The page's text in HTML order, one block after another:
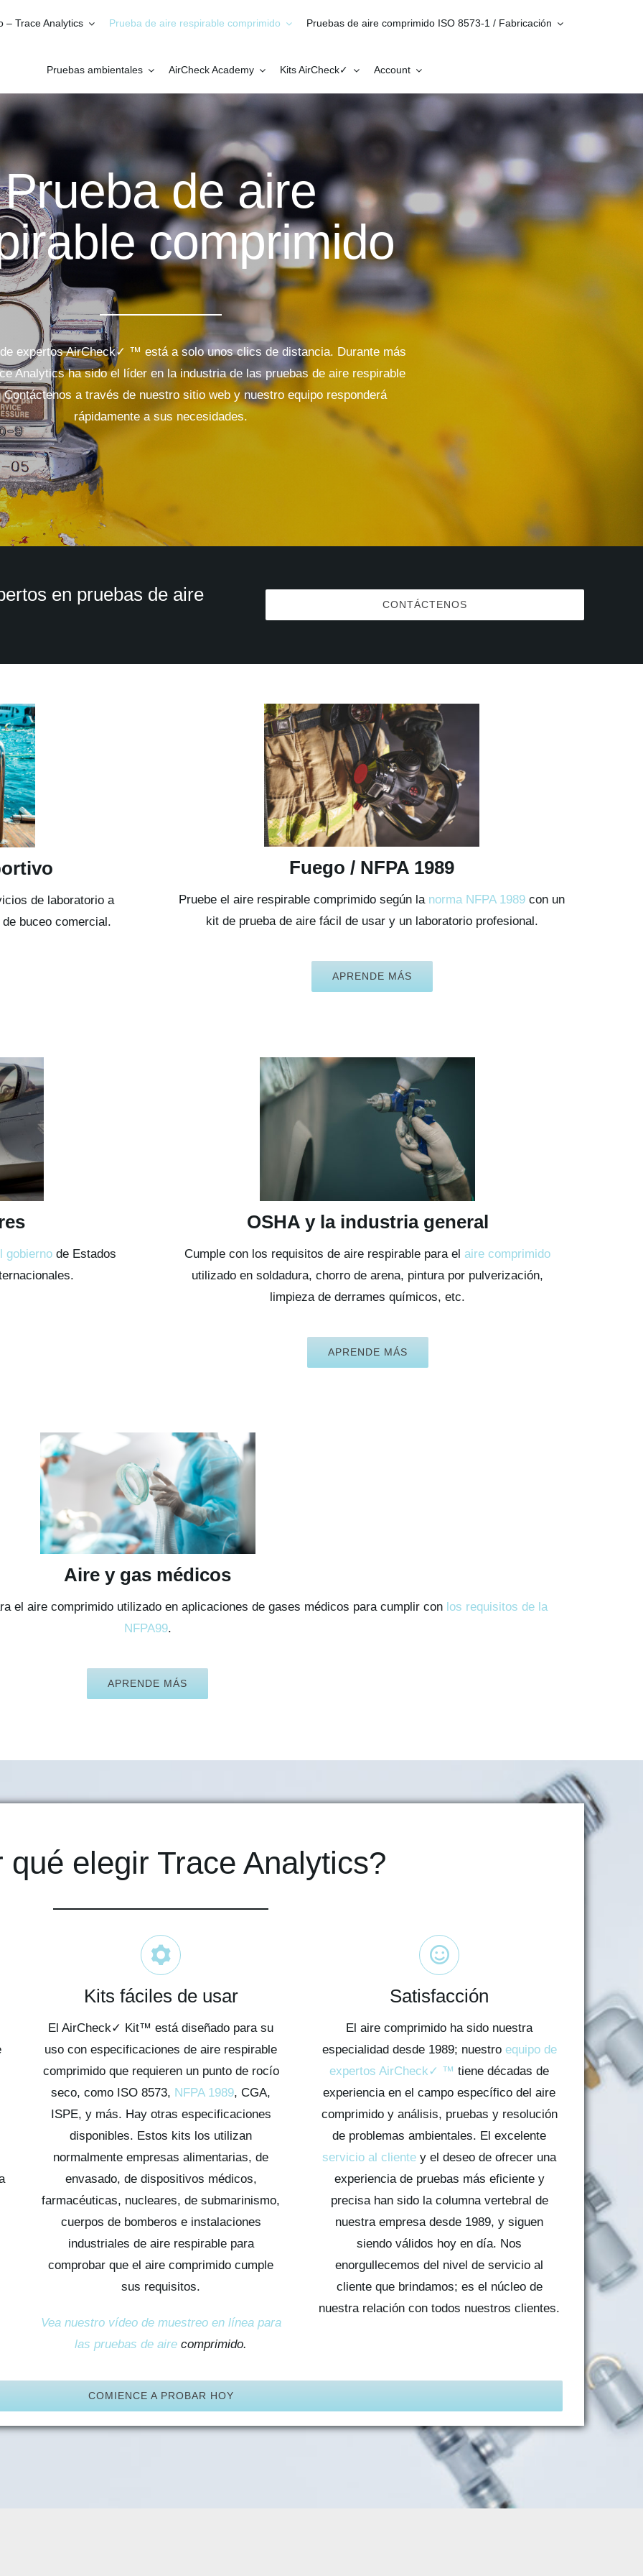
– Trace Analytics Prueba de aire respirable comprimido Pruebas de aire comprimido ISO 8573-1 / Fabricación
Pruebas ambientales AirCheck Academy Kits AirCheck✓ Account
Prueba de aire
comprimido
expertos AirCheck✓ ™ está a solo unos clics de distancia. Durante más
Analytics ha sido el líder en la industria de las pruebas de aire respirable
Contáctenos a través de nuestro sitio web y nuestro equipo responderá
rápidamente a sus necesidades.
en pruebas de aire CONTÁCTENOS
de laboratorio a
buceo comercial.
Fuego / NFPA 1989
Pruebe el aire respirable comprimido según la norma NFPA 1989 con un
kit de prueba de aire fácil de usar y un laboratorio profesional.
APRENDE MÁS
gobierno de Estados
OSHA y la industria general
Cumple con los requisitos de aire respirable para el aire comprimido
utilizado en soldadura, chorro de arena, pintura por pulverización,
limpieza de derrames químicos, etc.
APRENDE MÁS
Aire y gas médicos
el aire comprimido utilizado en aplicaciones de gases médicos para cumplir con los requisitos de la
NFPA99.
APRENDE MÁS
qué elegir Trace Analytics?
Kits fáciles de usar
El AirCheck✓ Kit™ está diseñado para su
uso con especificaciones de aire respirable
comprimido que requieren un punto de rocío
seco, como ISO 8573, NFPA 1989, CGA,
ISPE, y más. Hay otras especificaciones
disponibles. Estos kits los utilizan
normalmente empresas alimentarias, de
envasado, de dispositivos médicos,
farmacéuticas, nucleares, de submarinismo,
cuerpos de bomberos e instalaciones
industriales de aire respirable para
comprobar que el aire comprimido cumple
sus requisitos.
Vea nuestro vídeo de muestreo en línea para
las pruebas de aire comprimido.
Satisfacción
El aire comprimido ha sido nuestra
especialidad desde 1989; nuestro equipo de
expertos AirCheck✓ ™ tiene décadas de
experiencia en el campo específico del aire
comprimido y análisis, pruebas y resolución
de problemas ambientales. El excelente
servicio al cliente y el deseo de ofrecer una
experiencia de pruebas más eficiente y
precisa han sido la columna vertebral de
nuestra empresa desde 1989, y siguen
siendo válidos hoy en día. Nos
enorgullecemos del nivel de servicio al
cliente que brindamos; es el núcleo de
nuestra relación con todos nuestros clientes.
COMIENCE A PROBAR HOY